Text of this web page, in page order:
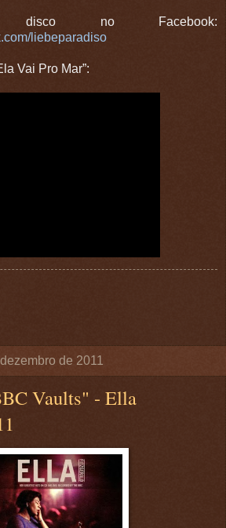
no Facebook:
liebeparadiso
Vai Pro Mar”:
de 2011
Vaults" - Ella